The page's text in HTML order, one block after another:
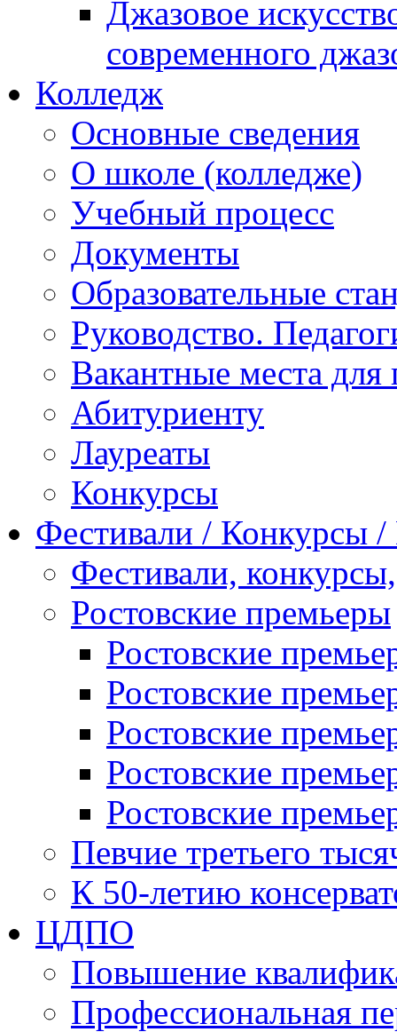
Джазовое
современного
Колледж
Основные сведения
О школе (колледже)
Учебный процесс
Документы
Образовательные
Руководство.
Вакантные места для
Абитуриенту
Лауреаты
Конкурсы
Фестивали / Конкурсы
Фестивали,
Ростовские премьеры
Ростовские
Ростовские
Ростовские
Ростовские
Ростовские
Певчие третьего
К 50-летию
ЦДПО
Повышение
Профессиональная